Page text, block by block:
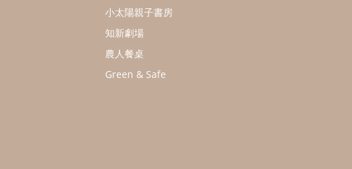
小太陽親子書房
知新劇場
農人餐桌
Green & Safe